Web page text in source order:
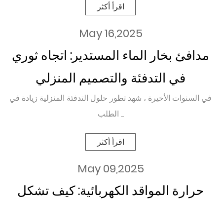
اقرأ أكثر
May 16,2025
مدافئ بخار الماء المستدير: اتجاه ثوري
في التدفئة والتصميم المنزلي
في السنوات الأخيرة ، شهد تطور حلول التدفئة المنزلية زيادة في
الطلب ...
اقرأ أكثر
May 09,2025
حرارة المواقد الكهربائية: كيف تشكل